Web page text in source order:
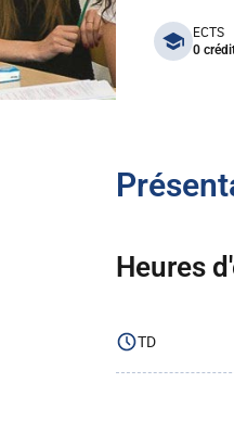
ECTS
0
Heures
TD